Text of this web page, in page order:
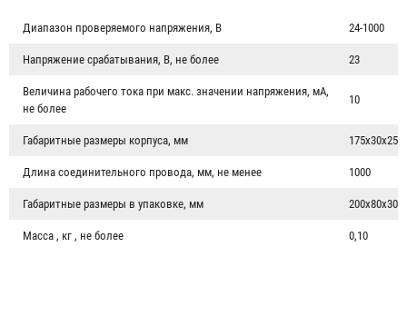
Диапазон проверяемого напряжения, В 24-1000
Напряжение срабатывания, В, не более 23
Величина рабочего тока при макс. значении напряжения, мА,
не более
10
Габаритные размеры корпуса, мм 175х30х25
Длина соединительного провода, мм, не менее 1000
Габаритные размеры в упаковке, мм 200х80х30
Масса , кг , не более 0,10